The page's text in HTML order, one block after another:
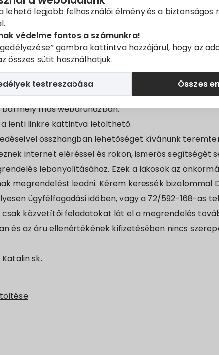
lehető legjobb felhasználói élmény és a biztonságos
védelme fontos a számunkra!
gombra kattintva hozzájárul, hogy az
összes sütit használhatjuk.
Összes
testreszabása
nehézségek áthidalása érdekében indította el
lehetőséget adva a lakosságnak hazai
az Ormosszén Zrt. webáruházat hozott létre, amely
weboldalon, ahol a lakossági megrendeléseket
más webáruházban.
lenti linkre kattintva letölthető.
összhangban lehetőséget kívánunk
internet eléréssel és rokon, ismerős segítségét
lebonyolításához. Ezek a lakosok az
megrendelést leadni. Kérem keressék bizalommal
ügyfélfogadási időben, vagy a 72/592-168-as
csak közvetítői feladatokat lát el a megrendelés
és az áru ellenértékének kifizetésében nincs
sk.